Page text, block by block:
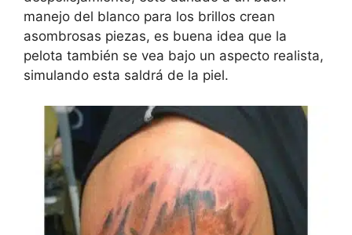
manejo del blanco para los brillos crean
asombrosas piezas, es buena idea que la
pelota también se vea bajo un aspecto realista,
simulando esta saldrá de la piel.